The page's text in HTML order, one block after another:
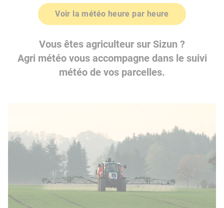
Voir la météo heure par heure
Vous êtes agriculteur sur Sizun ?
Agri météo vous accompagne dans le suivi
météo de vos parcelles.